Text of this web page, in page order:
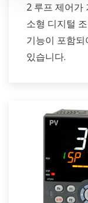
2 루프 제어가
소형 디지털
기능이 포함
있습니다.